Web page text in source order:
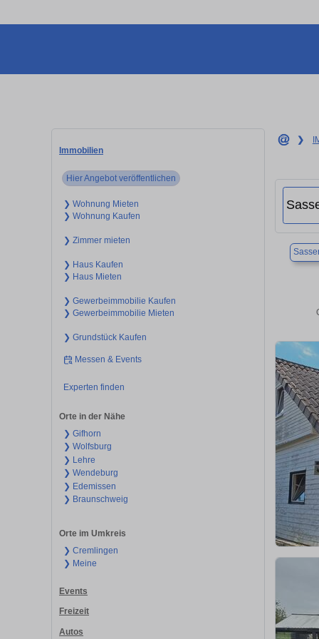
Immobilien
Hier Angebot veröffentlichen
❯ Wohnung Mieten
❯ Wohnung Kaufen
❯ Zimmer mieten
❯ Haus Kaufen
❯ Haus Mieten
❯ Gewerbeimmobilie Kaufen
❯ Gewerbeimmobilie Mieten
❯ Grundstück Kaufen
Messen & Events
Experten finden
Orte in der Nähe
❯ Gifhorn
❯ Wolfsburg
❯ Lehre
❯ Wendeburg
❯ Edemissen
❯ Braunschweig
Orte im Umkreis
❯ Cremlingen
❯ Meine
Events
Freizeit
Autos
❯